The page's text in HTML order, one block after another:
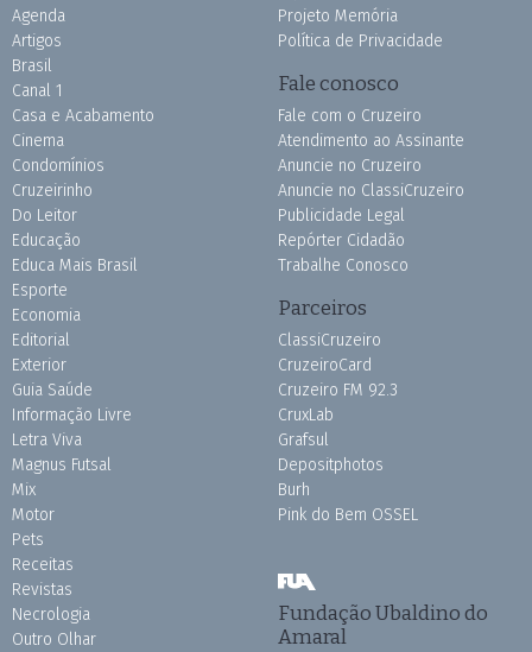
Agenda
Artigos
Brasil
Canal 1
Casa e Acabamento
Cinema
Condomínios
Cruzeirinho
Do Leitor
Educação
Educa Mais Brasil
Esporte
Economia
Editorial
Exterior
Guia Saúde
Informação Livre
Letra Viva
Magnus Futsal
Mix
Motor
Pets
Receitas
Revistas
Necrologia
Outro Olhar
Projeto Memória
Política de Privacidade
Fale conosco
Fale com o Cruzeiro
Atendimento ao Assinante
Anuncie no Cruzeiro
Anuncie no ClassiCruzeiro
Publicidade Legal
Repórter Cidadão
Trabalhe Conosco
Parceiros
ClassiCruzeiro
CruzeiroCard
Cruzeiro FM 92.3
CruxLab
Grafsul
Depositphotos
Burh
Pink do Bem OSSEL
Fundação Ubaldino do
Amaral